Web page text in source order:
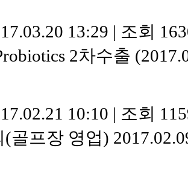
13:29 | 조회
2차수출
10:10 | 조회
골프장 영업)